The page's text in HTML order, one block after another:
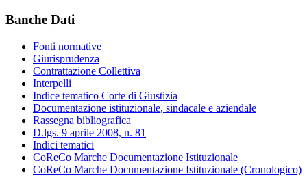
Banche Dati
Fonti normative
Giurisprudenza
Contrattazione Collettiva
Interpelli
Indice tematico Corte di Giustizia
Documentazione istituzionale, sindacale e aziendale
Rassegna bibliografica
D.lgs. 9 aprile 2008, n. 81
Indici tematici
CoReCo Marche Documentazione Istituzionale
CoReCo Marche Documentazione Istituzionale (Cronologico)